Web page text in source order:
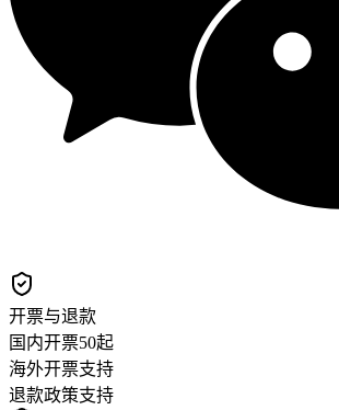
开票与退款
国内开票50起
海外开票支持
退款政策支持